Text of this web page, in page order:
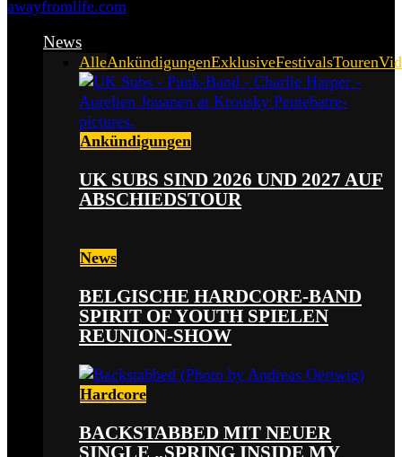
News
AlleAnkündigungenExklusiveFestivalsTouren
Ankündigungen
UK SUBS SIND 2026 UND 2027 AUF
ABSCHIEDSTOUR
News
BELGISCHE HARDCORE-BAND
SPIRIT OF YOUTH SPIELEN
REUNION-SHOW
Hardcore
BACKSTABBED MIT NEUER